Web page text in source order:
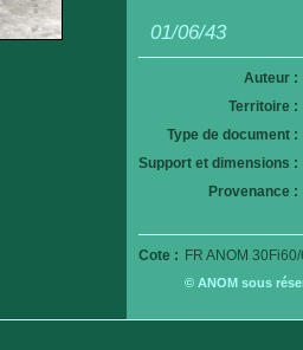
01/06/43
Auteur :
Territoire :
Type de document :
Support et dimensions :
Provenance :
Cote : FR ANOM
© ANOM sous